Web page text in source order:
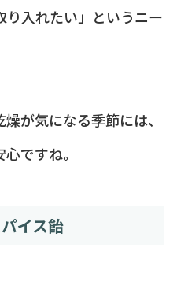
入れたい」というニー
が気になる季節には、
ですね。
イス飴